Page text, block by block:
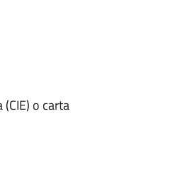
o carta